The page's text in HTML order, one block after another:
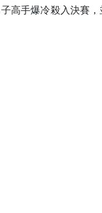
高手爆冷殺入決賽